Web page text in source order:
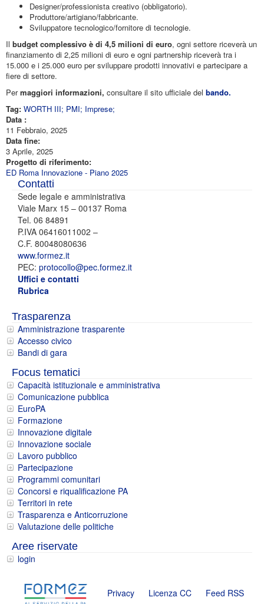
Designer/professionista creativo (obbligatorio).
Produttore/artigiano/fabbricante.
Sviluppatore tecnologico/fornitore di tecnologie.
Il budget complessivo è di 4,5 milioni di euro, ogni settore riceverà un
finanziamento di 2,25 milioni di euro e ogni partnership riceverà tra i
15.000 e i 25.000 euro per sviluppare prodotti innovativi e partecipare a
fiere di settore.
Permaggiori informazioni, consultare il sito ufficiale del bando.
Tag: WORTH III; PMI; Imprese;
Data :
11 Febbraio, 2025
Data fine:
3 Aprile, 2025
Progetto di riferimento:
ED Roma Innovazione - Piano 2025
Contatti
Sede legale e amministrativa
Viale Marx 15 – 00137 Roma
Tel. 06 84891
P.IVA 06416011002 –
C.F. 80048080636
www.formez.it
PEC: protocollo@pec.formez.it
Uffici e contatti
Rubrica
Trasparenza
Amministrazione trasparente
Accesso civico
Bandi di gara
Focus tematici
Capacità istituzionale e amministrativa
Comunicazione pubblica
EuroPA
Formazione
Innovazione digitale
Innovazione sociale
Lavoro pubblico
Partecipazione
Programmi comunitari
Concorsi e riqualificazione PA
Territori in rete
Trasparenza e Anticorruzione
Valutazione delle politiche
Aree riservate
login
Privacy Licenza CC Feed RSS